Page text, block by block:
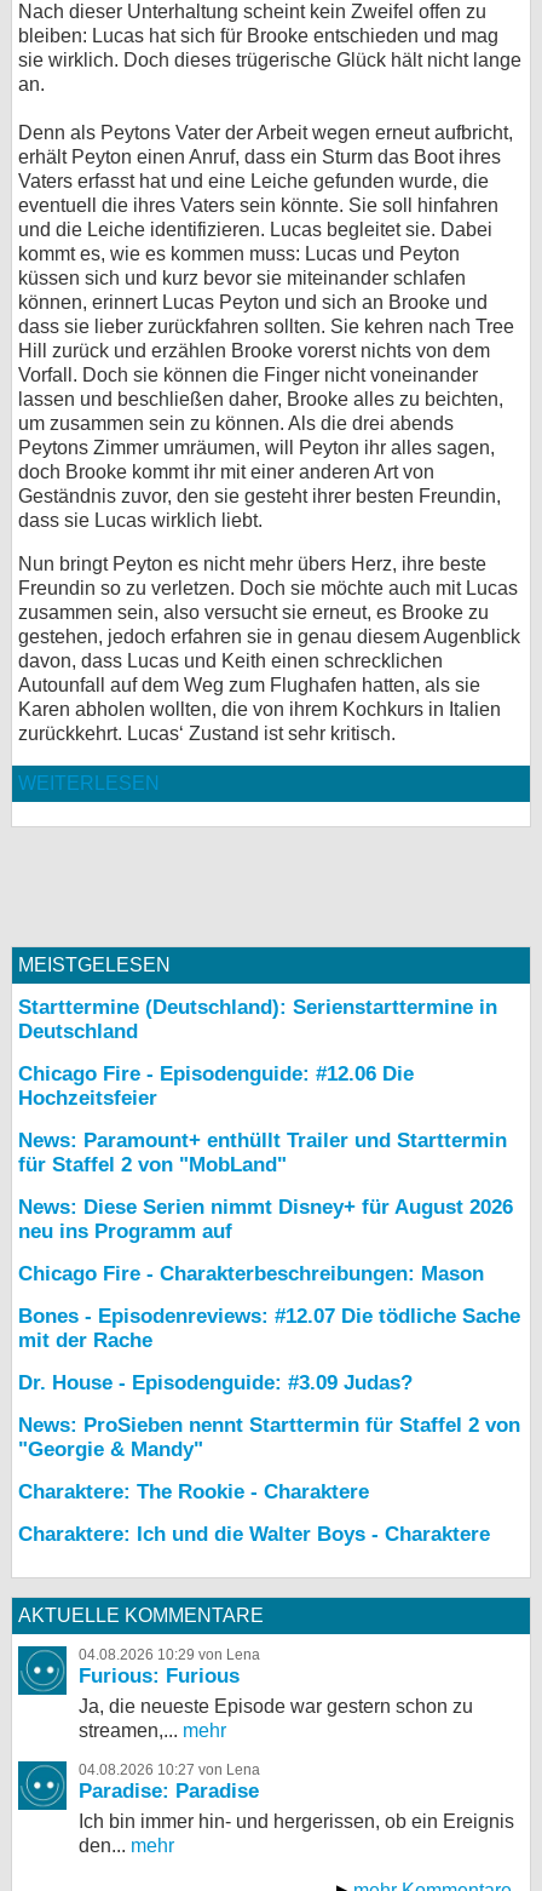
Nach dieser Unterhaltung scheint kein Zweifel offen zu
bleiben: Lucas hat sich für Brooke entschieden und mag
sie wirklich. Doch dieses trügerische Glück hält nicht lange
an.
Denn als Peytons Vater der Arbeit wegen erneut aufbricht,
erhält Peyton einen Anruf, dass ein Sturm das Boot ihres
Vaters erfasst hat und eine Leiche gefunden wurde, die
eventuell die ihres Vaters sein könnte. Sie soll hinfahren
und die Leiche identifizieren. Lucas begleitet sie. Dabei
kommt es, wie es kommen muss: Lucas und Peyton
küssen sich und kurz bevor sie miteinander schlafen
können, erinnert Lucas Peyton und sich an Brooke und
dass sie lieber zurückfahren sollten. Sie kehren nach Tree
Hill zurück und erzählen Brooke vorerst nichts von dem
Vorfall. Doch sie können die Finger nicht voneinander
lassen und beschließen daher, Brooke alles zu beichten,
um zusammen sein zu können. Als die drei abends
Peytons Zimmer umräumen, will Peyton ihr alles sagen,
doch Brooke kommt ihr mit einer anderen Art von
Geständnis zuvor, den sie gesteht ihrer besten Freundin,
dass sie Lucas wirklich liebt.
Nun bringt Peyton es nicht mehr übers Herz, ihre beste
Freundin so zu verletzen. Doch sie möchte auch mit Lucas
zusammen sein, also versucht sie erneut, es Brooke zu
gestehen, jedoch erfahren sie in genau diesem Augenblick
davon, dass Lucas und Keith einen schrecklichen
Autounfall auf dem Weg zum Flughafen hatten, als sie
Karen abholen wollten, die von ihrem Kochkurs in Italien
zurückkehrt. Lucas‘ Zustand ist sehr kritisch.
WEITERLESEN
MEISTGELESEN
Starttermine (Deutschland): Serienstarttermine in
Deutschland
Chicago Fire - Episodenguide: #12.06 Die
Hochzeitsfeier
News: Paramount+ enthüllt Trailer und Starttermin
für Staffel 2 von "MobLand"
News: Diese Serien nimmt Disney+ für August 2026
neu ins Programm auf
Chicago Fire - Charakterbeschreibungen: Mason
Bones - Episodenreviews: #12.07 Die tödliche Sache
mit der Rache
Dr. House - Episodenguide: #3.09 Judas?
News: ProSieben nennt Starttermin für Staffel 2 von
"Georgie & Mandy"
Charaktere: The Rookie - Charaktere
Charaktere: Ich und die Walter Boys - Charaktere
AKTUELLE KOMMENTARE
04.08.2026 10:29 von Lena
Furious: Furious
Ja, die neueste Episode war gestern schon zu
streamen,... mehr
04.08.2026 10:27 von Lena
Paradise: Paradise
Ich bin immer hin- und hergerissen, ob ein Ereignis
den... mehr